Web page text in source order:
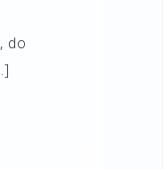
do